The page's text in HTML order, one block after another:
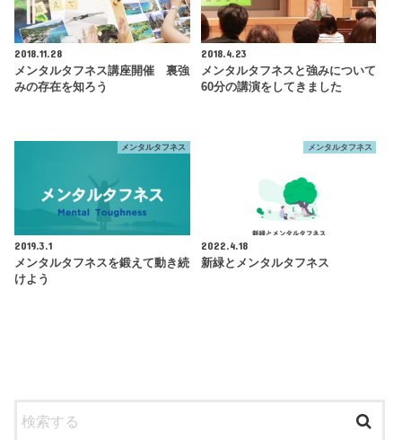
2018.11.28
メンタルタフネス講座開催 裏強
みの存在を知ろう
2018.4.23
メンタルタフネスと強みについて
60分の講演をしてきました
メンタルタフネス
2019.3.1
メンタルタフネスを鍛えて動き続
けよう
メンタルタフネス
2022.4.18
新緑とメンタルタフネス